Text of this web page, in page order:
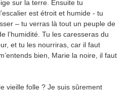
sur la terre. Ensuite tu
est étroit et humide - tu
– tu verras là tout un peuple de
l’humidité. Tu les caresseras du
et tu les nourriras, car il faut
bien, Marie la noire, il faut
vieille folle ? Je suis sûrement